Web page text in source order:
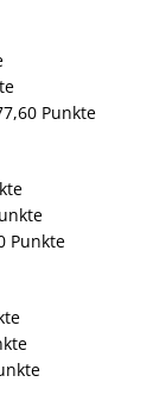
Punkte
Punkte